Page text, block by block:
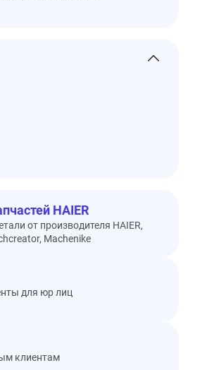
HAIER
от производителя HAIER,
Machenike
для юр лиц
клиентам